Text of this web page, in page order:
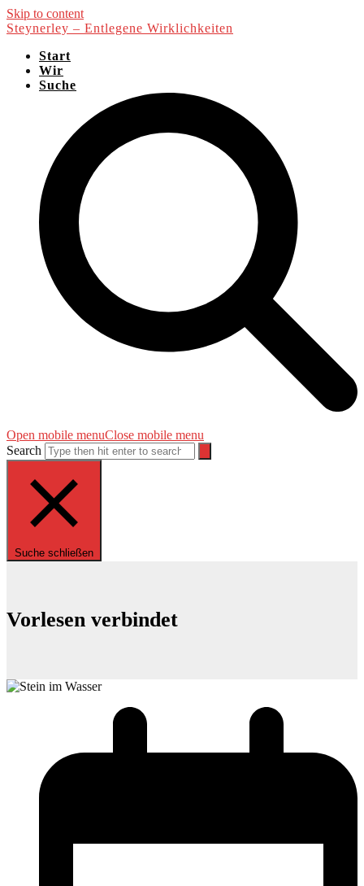
Skip to content
Steynerley – Entlegene Wirklichkeiten
Start
Wir
Suche
Open mobile menuClose mobile menu
Search
Suche schließen
Vorlesen verbindet